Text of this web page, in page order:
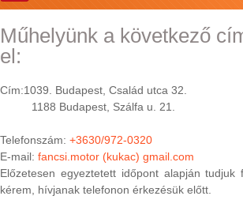
Műhelyünk a következő
el:
Cím:1039. Budapest, Család utca 32.
1188 Budapest, Szálfa u. 21.
Telefonszám: +3630/972-0320
E-mail: fancsi.motor (kukac) gmail.com
Előzetesen egyeztetett időpont alapján tudjuk
kérem, hívjanak telefonon érkezésük előtt.